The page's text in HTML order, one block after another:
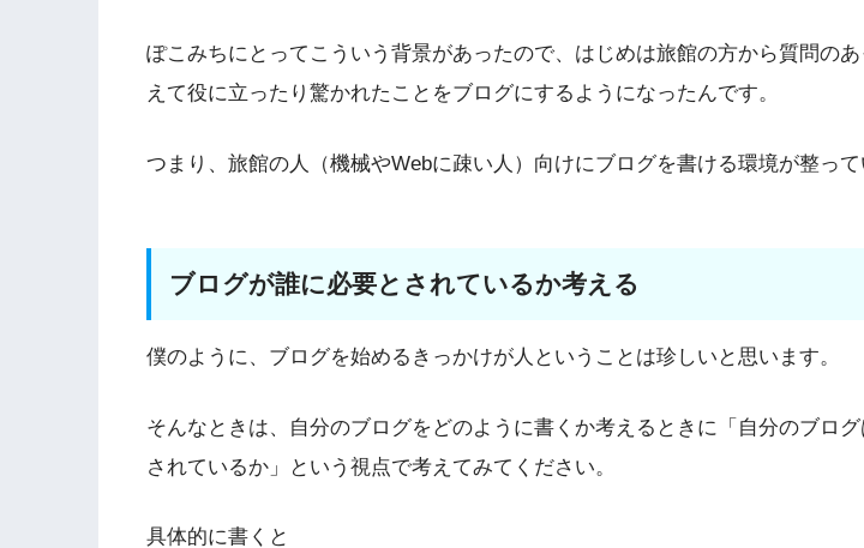
ぽこみちにとってこういう背景があったので、はじめは旅館の方から質問の
えて役に立ったり驚かれたことをブログにするようになったんです。
つまり、旅館の人（機械やWebに疎い人）向けにブログを書ける環境が整って
ブログが誰に必要とされているか考える
僕のように、ブログを始めるきっかけが人ということは珍しいと思います。
そんなときは、自分のブログをどのように書くか考えるときに「自分のブログ
されているか」という視点で考えてみてください。
具体的に書くと